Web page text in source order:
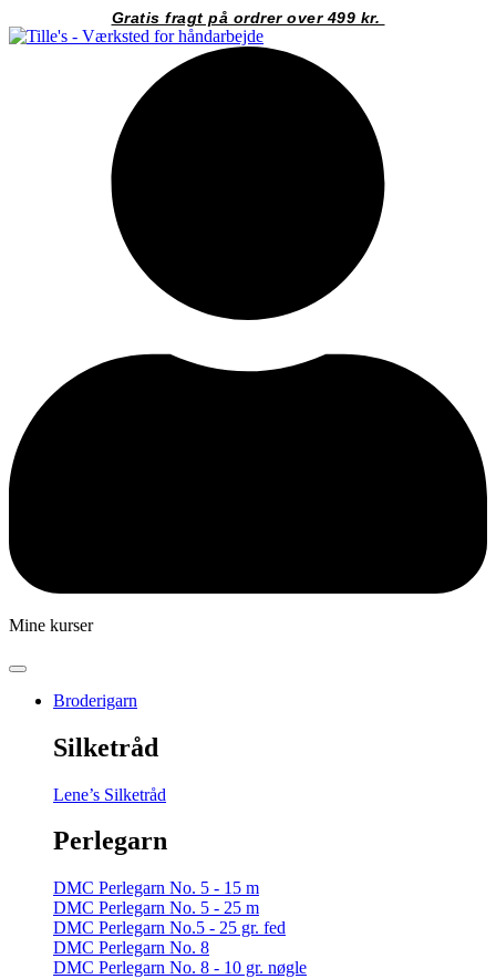
til
Gratis fragt på ordrer over 499 kr.
Mine kurser
Broderigarn
Silketråd
Lene’s Silketråd
Perlegarn
DMC Perlegarn No. 5 - 15 m
DMC Perlegarn No. 5 - 25 m
DMC Perlegarn No.5 - 25 gr. fed
DMC Perlegarn No. 8
DMC Perlegarn No. 8 - 10 gr. nøgle